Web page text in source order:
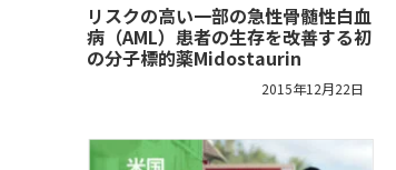
リスクの高い一部の急性骨髄性白血
病（AML）患者の生存を改善する初
の分子標的薬Midostaurin
2015年12月22日